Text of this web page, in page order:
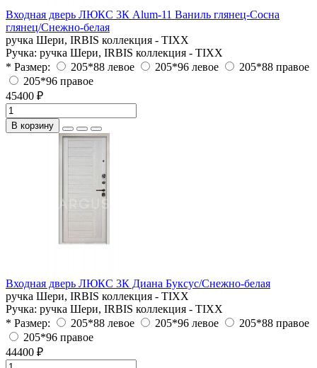
Входная дверь ЛЮКС 3К Alum-11 Ваниль глянец-Сосна
глянец/Снежно-белая
ручка Шери, IRBIS коллекция - TIXX
Ручка: ручка Шери, IRBIS коллекция - TIXX
* Размер:
205*88 левое 205*96 левое
205*88 правое
205*96 правое
45400 ₽
В корзину
Входная дверь ЛЮКС 3К Диана Буксус/Снежно-белая
ручка Шери, IRBIS коллекция - TIXX
Ручка: ручка Шери, IRBIS коллекция - TIXX
* Размер:
205*88 левое 205*96 левое
205*88 правое
205*96 правое
44400 ₽